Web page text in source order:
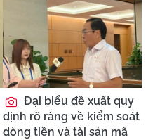
Đại biểu đề xuất quy
định rõ ràng về kiểm soát
dòng tiền và tài sản mã